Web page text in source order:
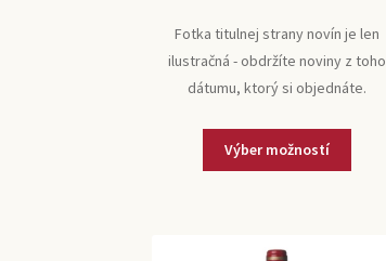
Fotka titulnej strany novín je len
ilustračná - obdržíte noviny z toho
dátumu, ktorý si objednáte.